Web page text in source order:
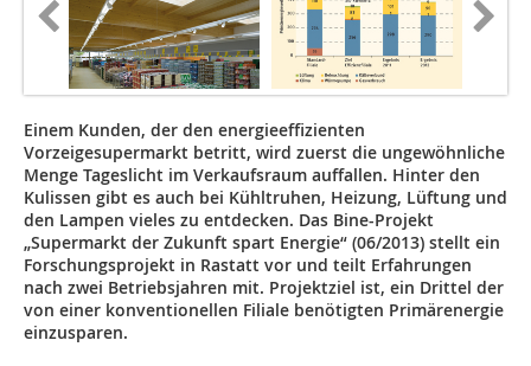
Einem Kunden, der den energieeffizienten
Vorzeigesupermarkt betritt, wird zuerst die ungewöhnliche
Menge Tageslicht im Verkaufsraum auffallen. Hinter den
Kulissen gibt es auch bei Kühltruhen, Heizung, Lüftung und
den Lampen vieles zu entdecken. Das Bine-Projekt
„Supermarkt der Zukunft spart Energie“ (06/2013) stellt ein
Forschungsprojekt in Rastatt vor und teilt Erfahrungen
nach zwei Betriebsjahren mit. Projektziel ist, ein Drittel der
von einer konventionellen Filiale benötigten Primärenergie
einzusparen.